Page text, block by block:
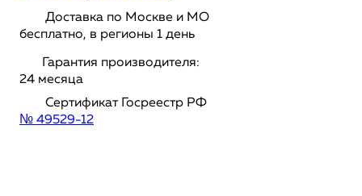
Доставка по Москве и МО
бесплатно, в регионы 1 день
Гарантия производителя:
24 месяца
Сертификат Госреестр РФ
№ 49529-12